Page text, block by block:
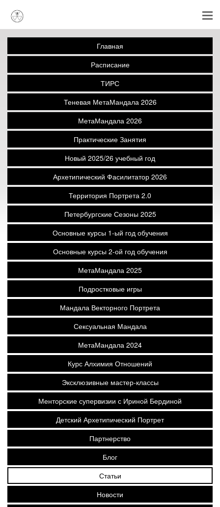
Главная
Расписание
ТИРС
Теневая МетаМандала 2026
МетаМандала 2026
Практические Занятия
Новый 2025/26 учебный год
Архетипический Фасилитатор 2026
Территория Портрета 2.0
Петербургские Сезоны 2025
Основные курсы 1-ый год обучения
Основные курсы 2-ой год обучения
МетаМандала 2025
Подростковые игры
Мандала Векторного Портрета
Сексуальная Мандала
МетаМандала 2024
Курс Алхимия Отношений
Эксклюзивные мастер-классы
Менторские супервизии с Ириной Бердиной
Детский Архетипический Портрет
Партнерство
Блог
Статьи
Новости